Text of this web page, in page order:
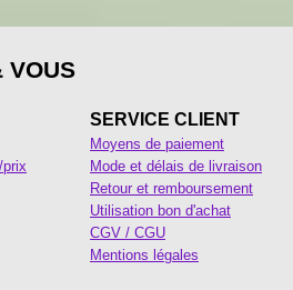
VOUS
prix
SERVICE CLIENT
Moyens de paiement
Mode et délais de livraison
Retour et remboursement
Utilisation bon d'achat
CGV / CGU
Mentions légales